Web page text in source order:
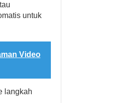
untuk
Video
langkah